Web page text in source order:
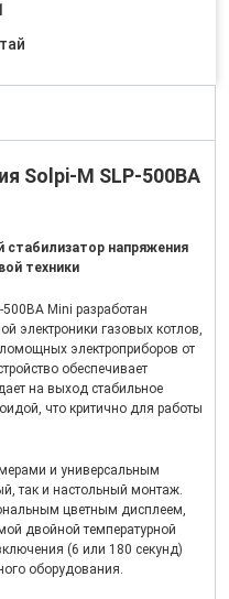
Solpi-M SLP-500BA
напряжения
техники
Mini разработан
электроники газовых котлов,
электроприборов от
обеспечивает
на выход стабильное
что критично для работы
и универсальным
так и настольный монтаж.
цветным дисплеем,
двойной температурной
(6 или 180 секунд)
оборудования.